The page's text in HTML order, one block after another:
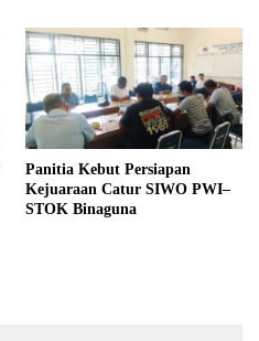
Panitia Kebut Persiapan
Kejuaraan Catur SIWO PWI–
STOK Binaguna